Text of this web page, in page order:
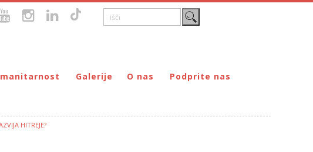
Pohorju– Društvo prijateljev mladine Maribor
prijateljev mladine Maribor
Galerije O nas
Poslanstvo
Podprite nas
DONIRAJ – za pravne osebe
HITREJE?